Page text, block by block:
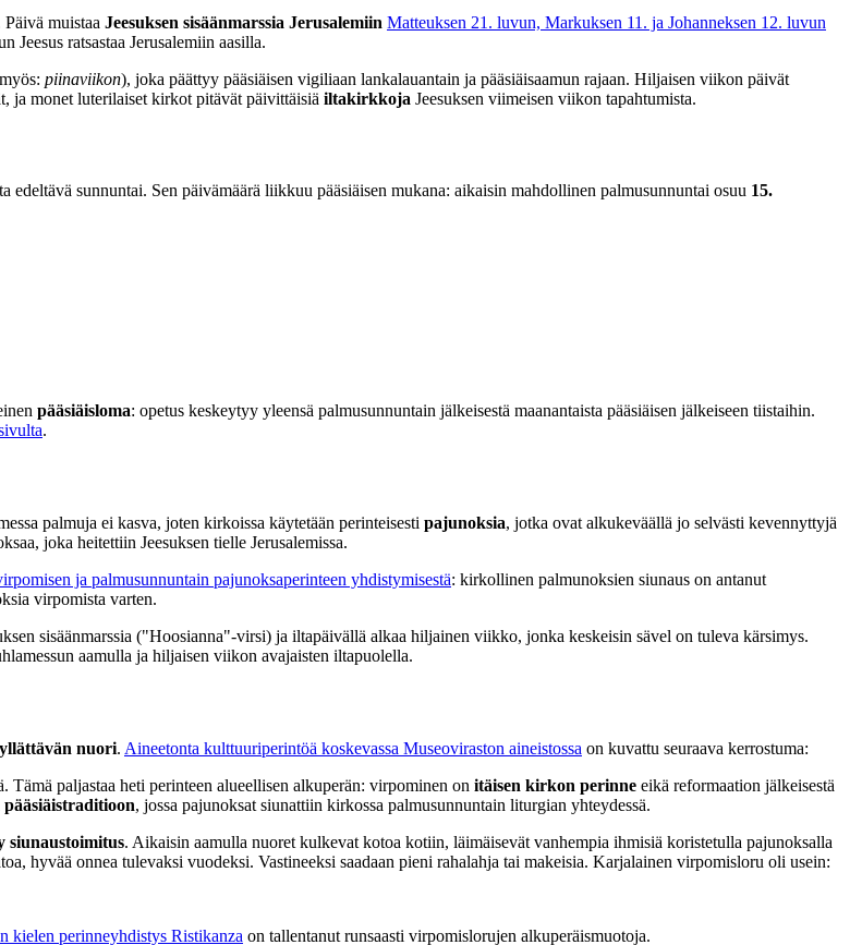
muistaa Jeesuksen sisäänmarssia Jerusalemiin Matteuksen 21. luvun, Markuksen 11. ja Johanneksen 12. luvun
Jeesus ratsastaa Jerusalemiin aasilla.
piinaviikon), joka päättyy pääsiäisen vigiliaan lankalauantain ja pääsiäisaamun rajaan. Hiljaisen viikon päivät
ja monet luterilaiset kirkot pitävät päivittäisiä iltakirkkoja Jeesuksen viimeisen viikon tapahtumista.
edeltävä sunnuntai. Sen päivämäärä liikkuu pääsiäisen mukana: aikaisin mahdollinen palmusunnuntai osuu 15.
pääsiäisloma: opetus keskeytyy yleensä palmusunnuntain jälkeisestä maanantaista pääsiäisen jälkeiseen tiistaihin.
.
palmuja ei kasva, joten kirkoissa käytetään perinteisesti pajunoksia, jotka ovat alkukeväällä jo selvästi kevennyttyjä
joka heitettiin Jeesuksen tielle Jerusalemissa.
ja palmusunnuntain pajunoksaperinteen yhdistymisestä: kirkollinen palmunoksien siunaus on antanut
virpomista varten.
sisäänmarssia ("Hoosianna"-virsi) ja iltapäivällä alkaa hiljainen viikko, jonka keskeisin sävel on tuleva kärsimys.
aamulla ja hiljaisen viikon avajaisten iltapuolella.
nuori. Aineetonta kulttuuriperintöä koskevassa Museoviraston aineistossa on kuvattu seuraava kerrostuma:
Tämä paljastaa heti perinteen alueellisen alkuperän: virpominen on itäisen kirkon perinne eikä reformaation jälkeisestä
, jossa pajunoksat siunattiin kirkossa palmusunnuntain liturgian yhteydessä.
siunaustoimitus. Aikaisin aamulla nuoret kulkevat kotoa kotiin, läimäisevät vanhempia ihmisiä koristetulla pajunoksalla
hyvää onnea tulevaksi vuodeksi. Vastineeksi saadaan pieni rahalahja tai makeisia. Karjalainen virpomisloru oli usein:
kielen perinneyhdistys Ristikanza on tallentanut runsaasti virpomislorujen alkuperäismuotoja.